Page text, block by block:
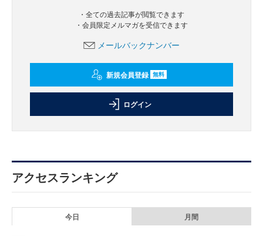
・全ての過去記事が閲覧できます
・会員限定メルマガを受信できます
メールバックナンバー
新規会員登録 無料
ログイン
アクセスランキング
今日 月間